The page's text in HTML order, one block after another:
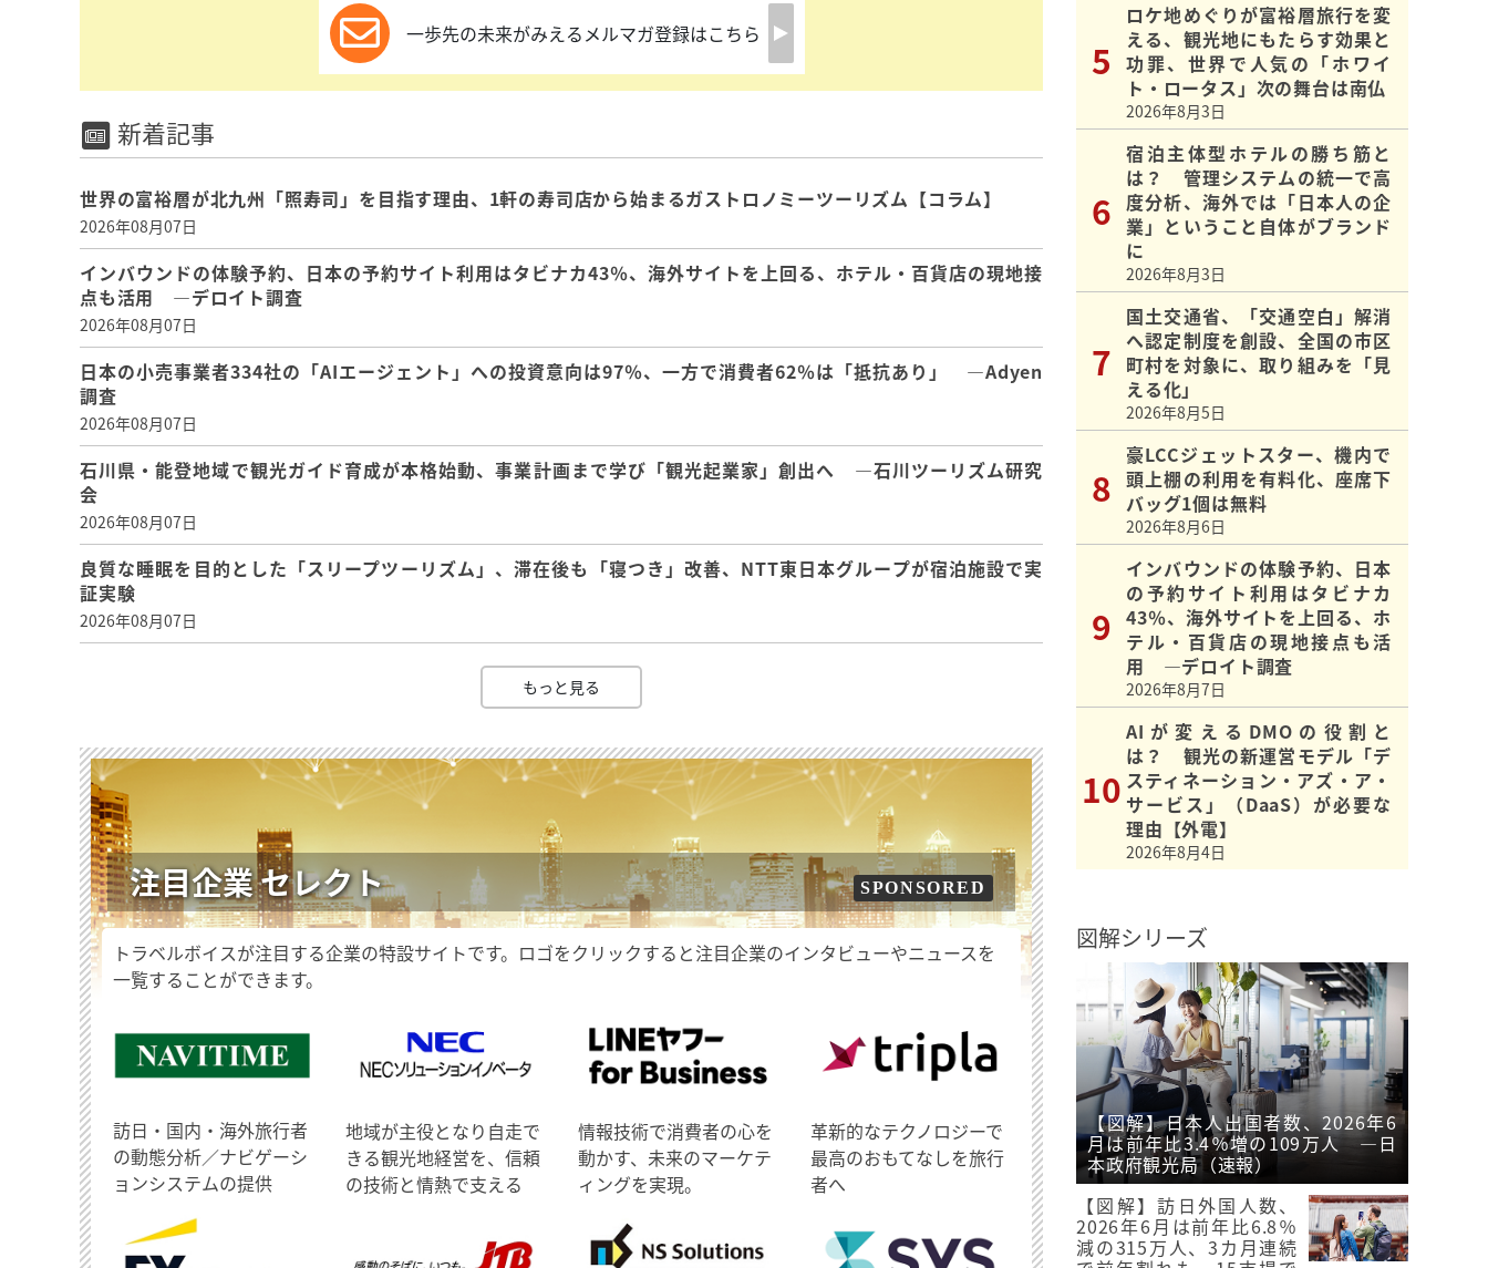
一歩先の未来がみえるメルマガ登録はこちら
新着記事
世界の富裕層が北九州「照寿司」を目指す理由、1軒の寿司店から始まるガストロノミーツーリズム【コラム】
2026年08月07日
インバウンドの体験予約、日本の予約サイト利用はタビナカ43％、海外サイトを上回る、ホテル・百貨店の現地接
点も活用 ―デロイト調査
2026年08月07日
日本の小売事業者334社の「AIエージェント」への投資意向は97％、一方で消費者62％は「抵抗あり」 ―Adyen
調査
2026年08月07日
石川県・能登地域で観光ガイド育成が本格始動、事業計画まで学び「観光起業家」創出へ ―石川ツーリズム研究
会
2026年08月07日
良質な睡眠を目的とした「スリープツーリズム」、滞在後も「寝つき」改善、NTT東日本グループが宿泊施設で実
証実験
2026年08月07日
もっと見る
注目企業 セレクト SPONSORED
トラベルボイスが注目する企業の特設サイトです。ロゴをクリックすると注目企業のインタビューやニュースを
一覧することができます。
訪日・国内・海外旅行者
の動態分析／ナビゲーシ
ョンシステムの提供
地域が主役となり自走で
きる観光地経営を、信頼
の技術と情熱で支える
情報技術で消費者の心を
動かす、未来のマーケテ
ィングを実現。
革新的なテクノロジーで
最高のおもてなしを旅行
者へ
ロケ地めぐりが富裕層旅行を変
える、観光地にもたらす効果と
功罪、世界で人気の「ホワイ
ト・ロータス」次の舞台は南仏
2026年8月3日
宿泊主体型ホテルの勝ち筋と
は？ 管理システムの統一で高
度分析、海外では「日本人の企
業」ということ自体がブランド
に
2026年8月3日
国土交通省、「交通空白」解消
へ認定制度を創設、全国の市区
町村を対象に、取り組みを「見
える化」
2026年8月5日
豪LCCジェットスター、機内で
頭上棚の利用を有料化、座席下
バッグ1個は無料
2026年8月6日
インバウンドの体験予約、日本
の予約サイト利用はタビナカ
43％、海外サイトを上回る、ホ
テル・百貨店の現地接点も活
用 ―デロイト調査
2026年8月7日
AIが変えるDMOの役割と
は？ 観光の新運営モデル「デ
スティネーション・アズ・ア・
サービス」（DaaS）が必要な
理由【外電】
2026年8月4日
図解シリーズ
【図解】日本人出国者数、2026年6
月は前年比3.4％増の109万人 ―日
本政府観光局（速報）
【図解】訪日外国人数、
2026年6月は前年比6.8％
減の315万人、3カ月連続